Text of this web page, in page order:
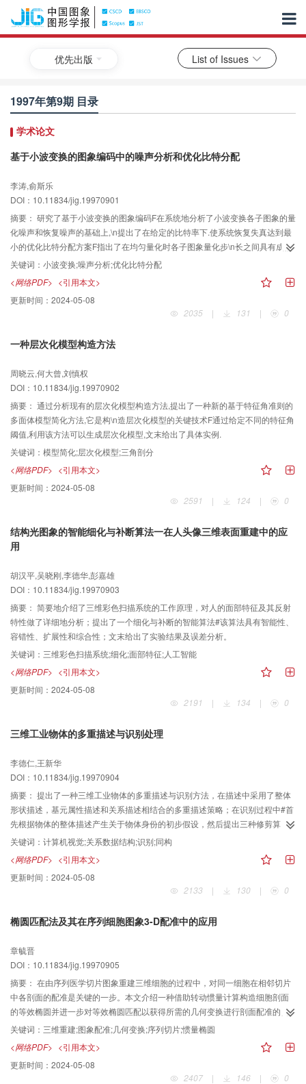
优先出版 List of Issues
1997年第9期 目录
学术论文
基于小波变换的图象编码中的噪声分析和优化比特分配
李涛,俞斯乐
DOI：10.11834/jig.19970901
摘要： 研究了基于小波变换的图象编码F在系统地分析了小波变换各子图象的量
化噪声和恢复噪声的基础上,\n提出了在给定的比特率下.使系统恢复失真达到最
小的优化比特分配方案F指出了在均匀量化时各子图象量化步\n长之间具有成倍
的关系F模拟实验证明了该结论.并给出了满意的结果.
关键词： 小波变换;噪声分析;优化比特分配
<网络PDF> <引用本文>
更新时间： 2024-05-08
2035
| 131 | 0
一种层次化模型构造方法
周晓云,何大曾,刘慎权
DOI：10.11834/jig.19970902
摘要： 通过分析现有的层次化模型构造方法,提出了一种新的基于特征角准则的
多面体模型简化方法,它是构\n造层次化模型的关键技术F通过给定不同的特征角
阈值,利用该方法可以生成层次化模型,文末给出了具体实例.
关键词： 模型简化;层次化模型;三角剖分
<网络PDF> <引用本文>
更新时间： 2024-05-08
2591
| 124 | 0
结构光图象的智能细化与补断算法一在人头像三维表面重建中的应
用
胡汉平,吴晓刚,李德华,彭嘉雄
DOI：10.11834/jig.19970903
摘要： 简要地介绍了三维彩色扫描系统的工作原理，对人的面部特征及其反射
特性做了详细地分析；提出了一个细化与补断的智能算法#该算法具有智能性、
容错性、扩展性和综合性；文末给出了实验结果及误差分析。
关键词： 三维彩色扫描系统;细化;面部特征;人工智能
<网络PDF> <引用本文>
更新时间： 2024-05-08
2191
| 134 | 0
三维工业物体的多重描述与识别处理
李德仁,王新华
DOI：10.11834/jig.19970904
摘要： 提出了一种三维工业物体的多重描述与识别方法，在描述中采用了整体
形状描述，基元属性描述和关系描述相结合的多重描述策略；在识别过程中#首
先根据物体的整体描述产生关于物体身份的初步假设，然后提出三种修剪算
法，充分利用关系数据结构的多重约束作为知识启发来修剪搜索树#最后根据距
关键词： 计算机视觉;关系数据结构;识别;同构
<网络PDF> <引用本文>
更新时间： 2024-05-08
2133
| 130 | 0
椭圆匹配法及其在序列细胞图象3-D配准中的应用
章毓晋
DOI：10.11834/jig.19970905
摘要： 在由序列医学切片图象重建三维细胞的过程中，对同一细胞在相邻切片
中各剖面的配准是关键的一步。本文介绍一种借助转动惯量计算构造细胞剖面
的等效椭圆并进一步对等效椭圆匹配以获得所需的几何变换进行剖面配准的自
动方法。该方法已用于人体骨髓中巨核细胞的3-D配准并取得满意的效果。
关键词： 三维重建;图象配准;几何变换;序列切片;惯量椭圆
<网络PDF> <引用本文>
更新时间： 2024-05-08
2407
| 146 | 0